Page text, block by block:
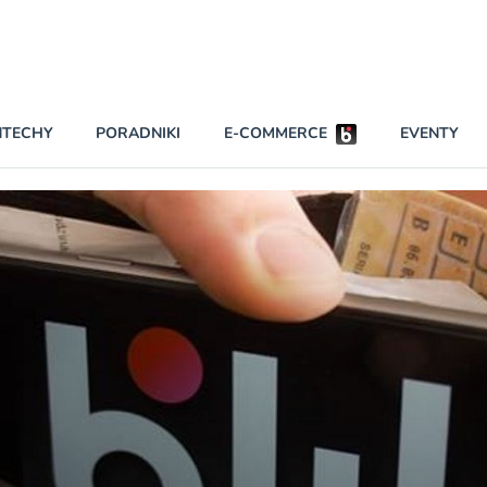
BEZPIECZEŃSTWO
INNI NAPISALI
KONTA
PRAWO
NAJCZĘŚCIEJ CZYTANE
Darmowy
wszystkich
W najniższych
darmo przez
PORADNIKI E-COMMERCE EVENTY